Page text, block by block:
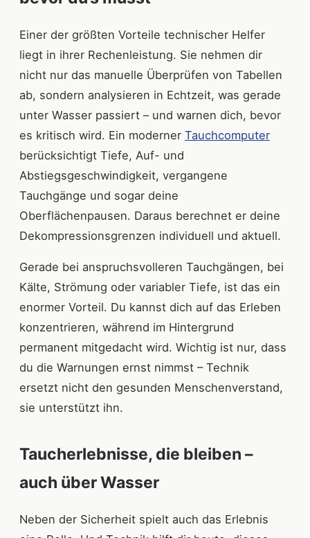
Einer der größten Vorteile technischer Helfer
liegt in ihrer Rechenleistung. Sie nehmen dir
nicht nur das manuelle Überprüfen von Tabellen
ab, sondern analysieren in Echtzeit, was gerade
unter Wasser passiert – und warnen dich, bevor
es kritisch wird. Ein moderner Tauchcomputer
berücksichtigt Tiefe, Auf- und
Abstiegsgeschwindigkeit, vergangene
Tauchgänge und sogar deine
Oberflächenpausen. Daraus berechnet er deine
Dekompressionsgrenzen individuell und aktuell.
Gerade bei anspruchsvolleren Tauchgängen, bei
Kälte, Strömung oder variabler Tiefe, ist das ein
enormer Vorteil. Du kannst dich auf das Erleben
konzentrieren, während im Hintergrund
permanent mitgedacht wird. Wichtig ist nur, dass
du die Warnungen ernst nimmst – Technik
ersetzt nicht den gesunden Menschenverstand,
sie unterstützt ihn.
Taucherlebnisse, die bleiben –
auch über Wasser
Neben der Sicherheit spielt auch das Erlebnis